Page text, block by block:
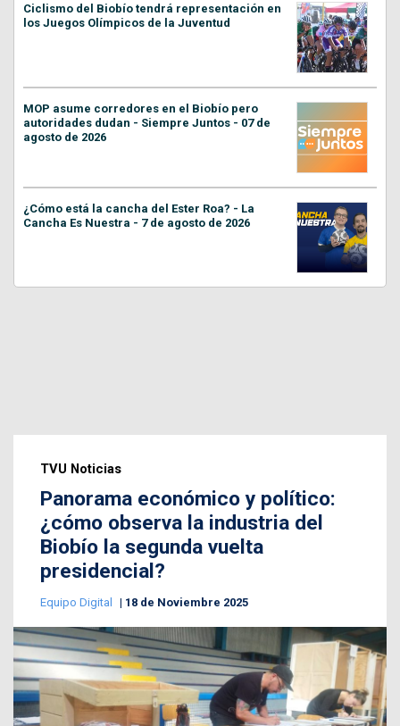
Ciclismo del Biobío tendrá representación en
los Juegos Olímpicos de la Juventud
MOP asume corredores en el Biobío pero
autoridades dudan - Siempre Juntos - 07 de
agosto de 2026
¿Cómo está la cancha del Ester Roa? - La
Cancha Es Nuestra - 7 de agosto de 2026
TVU Noticias
Panorama económico y político:
¿cómo observa la industria del
Biobío la segunda vuelta
presidencial?
Equipo Digital 18 de Noviembre 2025